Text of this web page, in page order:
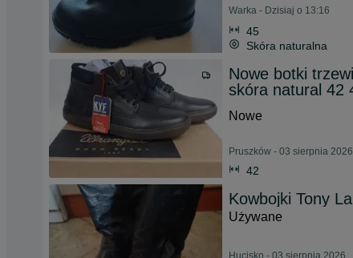
Warka - Dzisiaj o 13:16
45
Skóra naturalna
Nowe botki
skóra natural 42
Nowe
Pruszków - 03 sierpnia 2026
42
Kowbojki Tony
Używane
Hucisko - 03 sierpnia 2026